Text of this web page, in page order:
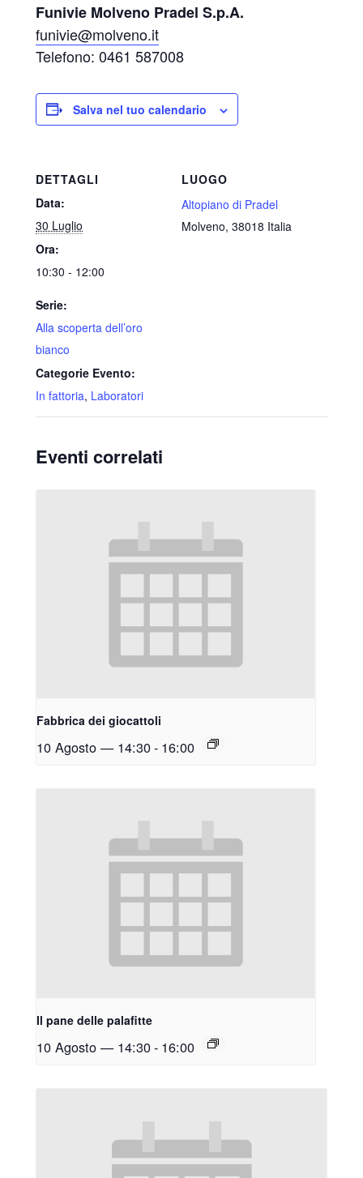
Funivie Molveno Pradel S.p.A.
funivie@molveno.it
Telefono: 0461 587008
Salva nel tuo calendario
DETTAGLI
Data:
30 Luglio
Ora:
10:30 - 12:00
Serie:
Alla scoperta dell’oro
bianco
Categorie Evento:
In fattoria, Laboratori
LUOGO
Altopiano di Pradel
Molveno, 38018 Italia
Eventi correlati
Fabbrica dei giocattoli
10 Agosto — 14:30- 16:00
Il pane delle palafitte
10 Agosto — 14:30- 16:00